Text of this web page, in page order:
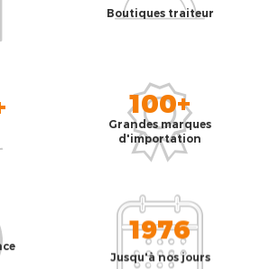
Boutiques traiteur
100+
Grandes marques
d'importation
1976
Jusqu'à nos jours